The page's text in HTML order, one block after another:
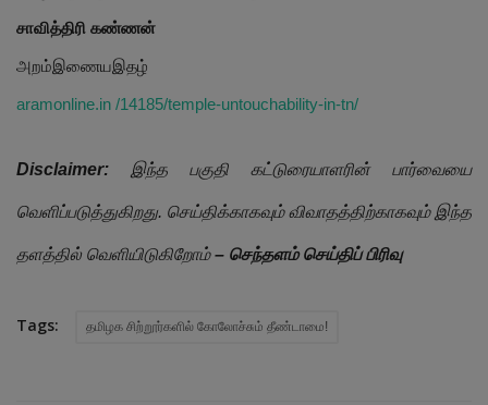
சாவித்திரி கண்ணன்
அறம்இணையஇதழ்
aramonline.in /14185/temple-untouchability-in-tn/
Disclaimer: இந்த பகுதி கட்டுரையாளரின் பார்வையை
வெளிப்படுத்துகிறது. செய்திக்காகவும் விவாதத்திற்காகவும் இந்த
தளத்தில் வெளியிடுகிறோம்– செந்தளம் செய்திப் பிரிவு
Tags: தமிழக சிற்றூர்களில் கோலோச்சும் தீண்டாமை!